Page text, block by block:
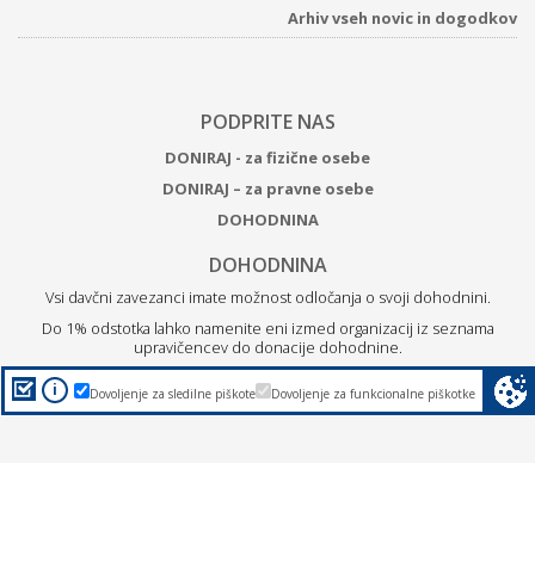
Arhiv vseh novic in dogodkov
PODPRITE NAS
DONIRAJ - za fizične osebe
DONIRAJ – za pravne osebe
DOHODNINA
DOHODNINA
Vsi davčni zavezanci imate možnost odločanja o svoji dohodnini.
Do 1% odstotka lahko namenite eni izmed organizacij iz seznama
upravičencev do donacije dohodnine.
Z donacijo ZPM Maribor boste podprli brezplačne programe
za otroke, mlade in družine.
Dovoljenje za funkcionalne piškotke
Dovoljenje za sledilne piškote
i